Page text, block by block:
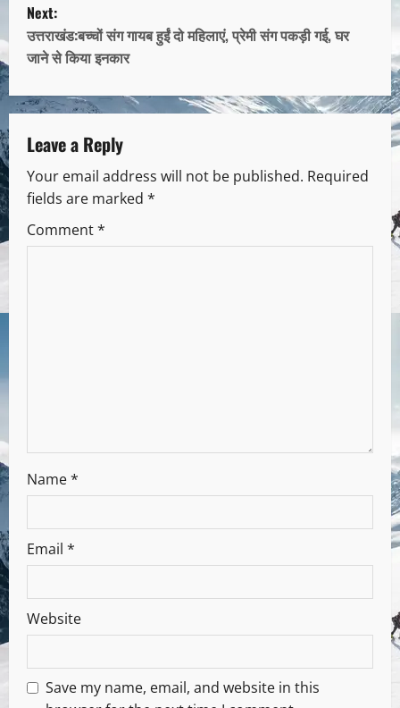
Next:
उत्तराखंड:बच्चों संग गायब हुईं दो महिलाएं, प्रेमी संग पकड़ी गई, घर
जाने से किया इनकार
Leave a Reply
Your email address will not be published. Required
fields are marked *
Comment*
Name*
Email *
Website
Save my name, email, and website in this